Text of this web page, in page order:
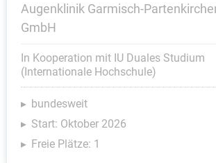
Augenklinik Garmisch-
GmbH
In Kooperation mit IU Duales Studium
(Internationale Hochschule)
bundesweit
Start: Oktober 2026
Freie Plätze: 1